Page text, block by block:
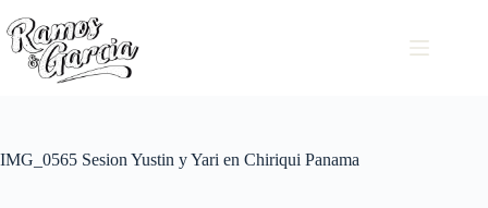
IMG_0565 Sesion Yustin y Yari en Chiriqui Panama